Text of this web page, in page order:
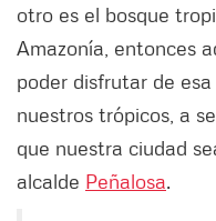
otro es el bosque
Amazonía, entonces
poder disfrutar de
nuestros trópicos, a
que nuestra ciudad
alcalde Peñalosa.